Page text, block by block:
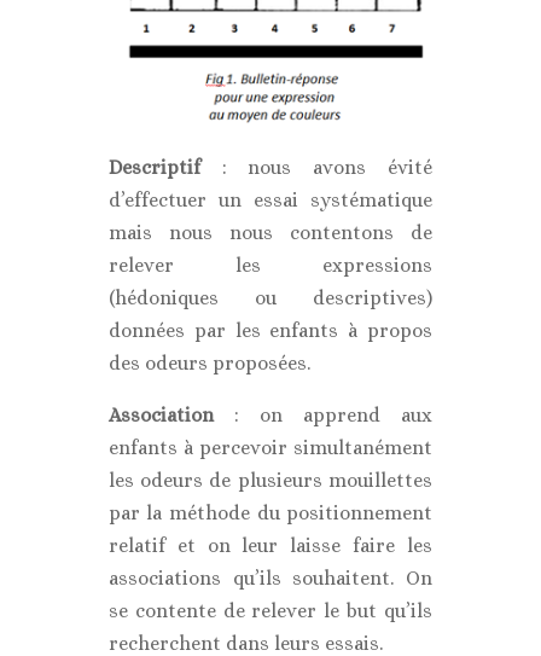
Descriptif: nous avons évité
d’effectuer un essai systématique
mais nous nous contentons de
relever les expressions
(hédoniques ou descriptives)
données par les enfants à propos
des odeurs proposées.
Association : on apprend aux
enfants à percevoir simultanément
les odeurs de plusieurs mouillettes
par la méthode du positionnement
relatif et on leur laisse faire les
associations qu’ils souhaitent. On
se contente de relever le but qu’ils
recherchent dans leurs essais.